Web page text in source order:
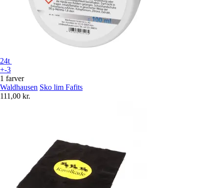
24t
+-3
1 farver
Waldhausen Sko lim Fafits
111,00 kr.